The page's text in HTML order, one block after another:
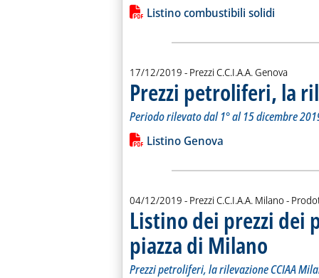
Lista allegati PDF alla notizia
Listino combustibili solidi
17/12/2019 - Prezzi C.C.I.A.A. Genova
Prezzi petroliferi, la
Periodo rilevato dal 1° al 15 dicembre
Leggi tutta la notizia: 'Prezzi
Lista allegati PDF alla notizia
Listino Genova
04/12/2019 - Prezzi C.C.I.A.A. Milano -
Listino dei prezzi
piazza di Milano . Sottotitolo:
. Pubblicata
Prezzi petroliferi, la rilevazione CCIAA